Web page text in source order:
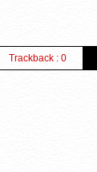
Trackback : 0